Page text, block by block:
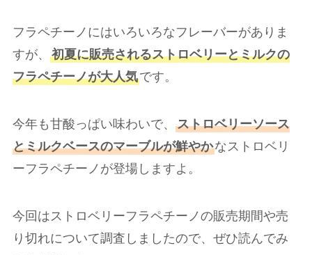
フラペチーノにはいろいろなフレーバーがありま
すが、 初夏に販売されるストロベリーとミルクの
フラペチーノが大人気です。
今年も甘酸っぱい味わいで、 ストロベリーソース
とミルクベースのマーブルが鮮やかなストロベリ
ーフラペチーノが登場しますよ。
今回はストロベリーフラペチーノの販売期間や売
り切れについて調査しましたので、ぜひ読んでみ